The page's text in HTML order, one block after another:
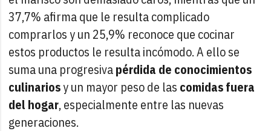
37,7% afirma que le resulta complicado
comprarlos y un 25,9% reconoce que cocinar
estos productos le resulta incómodo. A ello se
suma una progresivapérdida de conocimientos
culinariosy un mayor peso de las comidas fuera
del hogar, especialmente entre las nuevas
generaciones.